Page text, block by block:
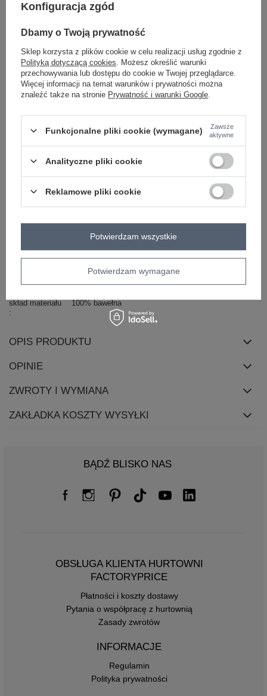
2016102820420 -
ZALOGUJ SIĘ I ZOBACZ CENĘ
Zadzwoń+48 601 547 740 Zadaj pytanie
HB-TS-3036.12P
dekolt
okrągły
skład materiału
100% bawełna
OPIS PRODUKTU
OPINIE
ZWROTY I WYMIANA
ZAKŁADKA KOSZTY WYSYŁKI
BĄDŹ BLISKO NAS
OBSŁUGA KLIENTA HURTOWNI
FACTORYPRICE
Płatności i koszty dostawy
Pytania o współpracę z hurtownią
Zasady zwrotów
INFORMACJE
Regulamin
Polityka prywatności
Konfiguracja zgód
Dbamy o Twoją prywatność
Sklep korzysta z plików cookie w celu realizacji usług zgodnie z
Polityką dotyczącą cookies . Możesz określić warunki
przechowywania lub dostępu do cookie w Twojej przeglądarce.
Więcej informacji na temat warunków i prywatności można
znaleźć także na stronie Prywatność i warunki Google
Funkcjonalne pliki cookie (wymagane)
Zawsze
aktywne
Analityczne pliki cookie
Reklamowe pliki cookie
Potwierdzam wymagane
Potwierdzam wszystkie